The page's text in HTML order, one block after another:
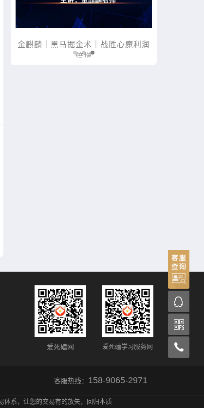
术｜战胜心魔利润
木星｜黑马掘金术｜买在将涨时
爱死磕网
爱死磕学习服务网
客服热线： 158-9065-2971
体系，让您的交易有的放矢，回归本质